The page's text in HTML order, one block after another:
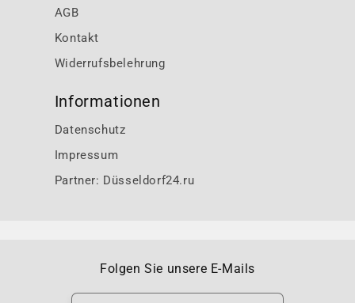
AGB
Kontakt
Widerrufsbelehrung
Informationen
Datenschutz
Impressum
Partner: Düsseldorf24.ru
Folgen Sie unsere E-Mails